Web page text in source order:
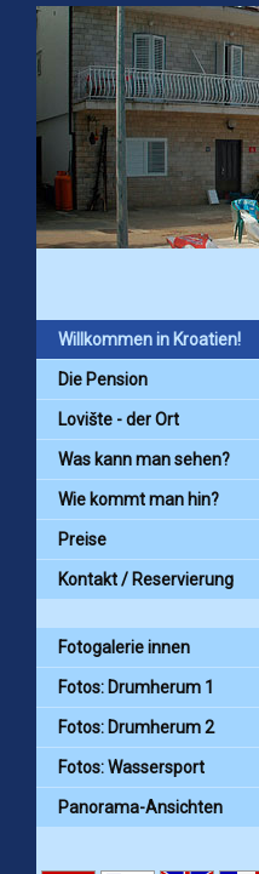
Willkommen in Kroatien!
Die Pension
Lovište - der Ort
Was kann man sehen?
Wie kommt man hin?
Preise
Kontakt / Reservierung
Fotogalerie innen
Fotos: Drumherum 1
Fotos: Drumherum 2
Fotos: Wassersport
Panorama-Ansichten